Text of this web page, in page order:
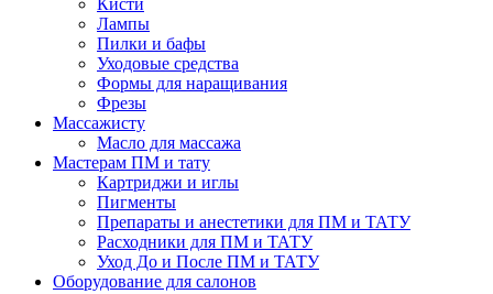
Лампы
Пилки и бафы
Уходовые средства
Формы для наращивания
Фрезы
Массажисту
Масло для массажа
Мастерам ПМ и тату
Картриджи и иглы
Пигменты
Препараты и анестетики для ПМ и ТАТУ
Расходники для ПМ и ТАТУ
Уход До и После ПМ и ТАТУ
Оборудование для салонов